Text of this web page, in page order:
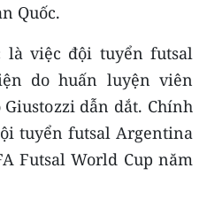
Quốc.
việc đội tuyển futsal
do huấn luyện viên
dẫn dắt. Chính
tuyển futsal Argentina
Futsal World Cup năm